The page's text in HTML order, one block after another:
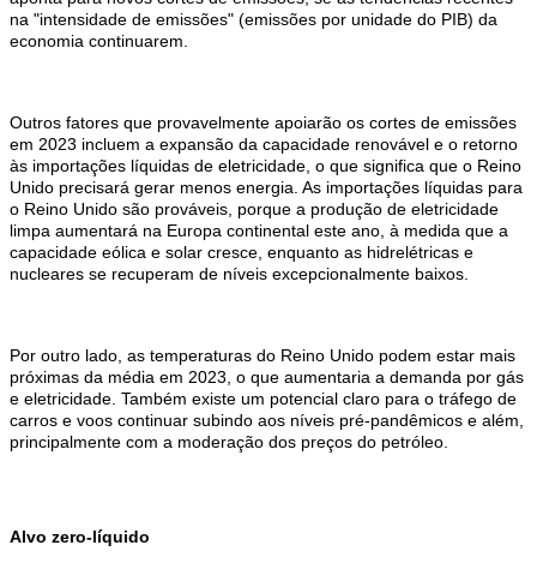
na "intensidade de emissões" (emissões por unidade do PIB) da
economia continuarem.
Outros fatores que provavelmente apoiarão os cortes de emissões
em 2023 incluem a expansão da capacidade renovável e o retorno
às importações líquidas de eletricidade, o que significa que o Reino
Unido precisará gerar menos energia. As importações líquidas para
o Reino Unido são prováveis, porque a produção de eletricidade
limpa aumentará na Europa continental este ano, à medida que a
capacidade eólica e solar cresce, enquanto as hidrelétricas e
nucleares se recuperam de níveis excepcionalmente baixos.
Por outro lado, as temperaturas do Reino Unido podem estar mais
próximas da média em 2023, o que aumentaria a demanda por gás
e eletricidade. Também existe um potencial claro para o tráfego de
carros e voos continuar subindo aos níveis pré-pandêmicos e além,
principalmente com a moderação dos preços do petróleo.
Alvo zero-líquido